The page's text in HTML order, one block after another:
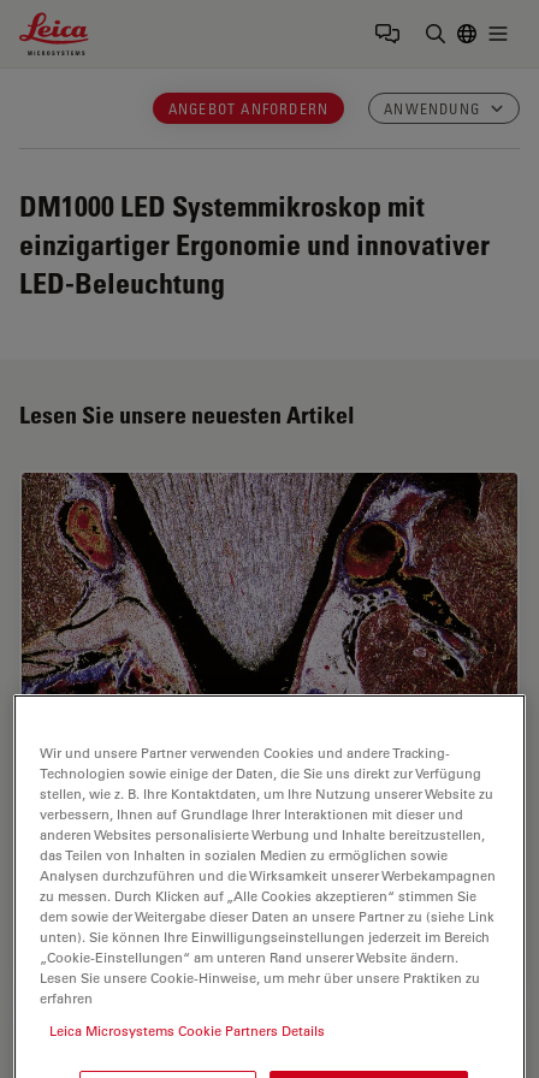
Leica Microsystems Logo
ANGEBOT ANFORDERN ANWENDUNG
DM1000 LED Systemmikroskop mit
einzigartiger Ergonomie und innovativer
LED-Beleuchtung
Lesen Sie unsere neuesten Artikel
A Guide to Darkfield Microscopes
A darkfield microscope offers a way to view the
structures of many types of biological specimens in
greater contrast without the need of stains.
Jun 08, 2021 Leitfaden Dunkelfeldmikroskopie A
Wir und unsere Partner verwenden Cookies und andere Tracking-
Technologien sowie einige der Daten, die Sie uns direkt zur Verfügung
stellen, wie z. B. Ihre Kontaktdaten, um Ihre Nutzung unserer Website zu
verbessern, Ihnen auf Grundlage Ihrer Interaktionen mit dieser und
anderen Websites personalisierte Werbung und Inhalte bereitzustellen,
das Teilen von Inhalten in sozialen Medien zu ermöglichen sowie
Analysen durchzuführen und die Wirksamkeit unserer Werbekampagnen
zu messen. Durch Klicken auf „Alle Cookies akzeptieren“ stimmen Sie
dem sowie der Weitergabe dieser Daten an unsere Partner zu (siehe Link
unten). Sie können Ihre Einwilligungseinstellungen jederzeit im Bereich
„Cookie-Einstellungen“ am unteren Rand unserer Website ändern.
Lesen Sie unsere Cookie-Hinweise, um mehr über unsere Praktiken zu
erfahren
Leica Microsystems Cookie Partners Details